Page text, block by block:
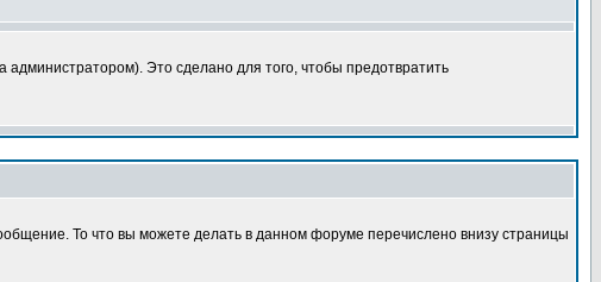
Это сделано для того, чтобы предотвратить
То что вы можете делать в данном форуме перечислено внизу страницы